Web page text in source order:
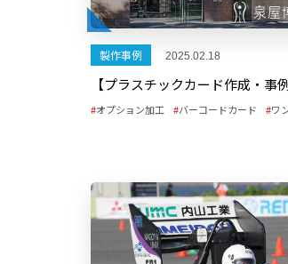
製作事例 2025.02.18
オプション加工 バーコードカード ワ